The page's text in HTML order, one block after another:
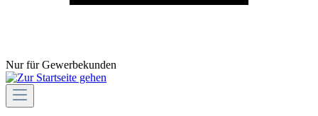
Nur für Gewerbekunden